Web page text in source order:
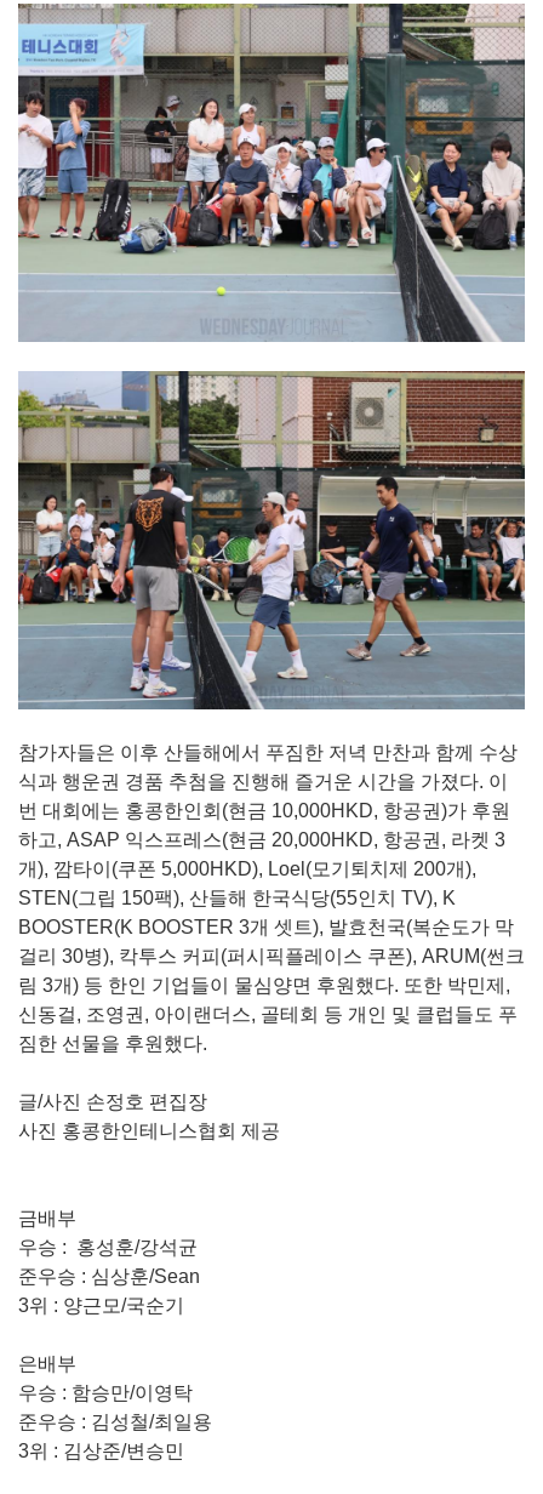
참가자들은 이후 산들해에서 푸짐한 저녁 만찬과 함께 수상
식과 행운권 경품 추첨을 진행해 즐거운 시간을 가졌다. 이
번 대회에는 홍콩한인회(현금 10,000HKD, 항공권)가 후원
하고, ASAP 익스프레스(현금 20,000HKD, 항공권, 라켓 3
개), 깜타이(쿠폰 5,000HKD), Loel(모기퇴치제 200개),
STEN(그립 150팩), 산들해 한국식당(55인치 TV), K
BOOSTER(K BOOSTER 3개 셋트), 발효천국(복순도가 막
걸리 30병), 칵투스 커피(퍼시픽플레이스 쿠폰), ARUM(썬크
림 3개) 등 한인 기업들이 물심양면 후원했다. 또한 박민제,
신동걸, 조영권, 아이랜더스, 골테회 등 개인 및 클럽들도 푸
짐한 선물을 후원했다.
글/사진 손정호 편집장
사진 홍콩한인테니스협회 제공
금배부
우승 : 홍성훈/강석균
준우승 : 심상훈/Sean
3위 : 양근모/국순기
은배부
우승 : 함승만/이영탁
준우승 : 김성철/최일용
3위 : 김상준/변승민